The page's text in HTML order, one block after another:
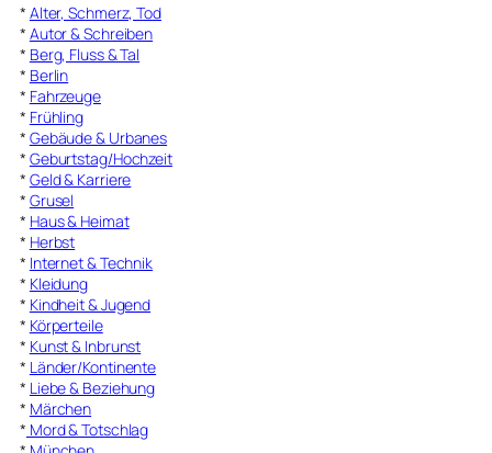
* Alter, Schmerz, Tod
* Autor & Schreiben
* Berg, Fluss & Tal
* Berlin
* Fahrzeuge
* Frühling
* Gebäude & Urbanes
* Geburtstag/Hochzeit
* Geld & Karriere
* Grusel
* Haus & Heimat
* Herbst
* Internet & Technik
* Kleidung
* Kindheit & Jugend
* Körperteile
* Kunst & Inbrunst
* Länder/Kontinente
* Liebe & Beziehung
* Märchen
* Mord & Totschlag